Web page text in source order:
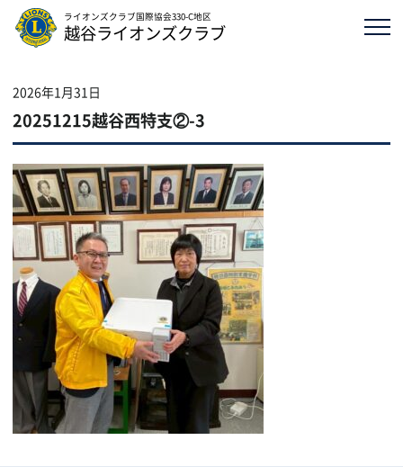
ライオンズクラブ国際協会330-C地区
越谷ライオンズクラブ
2026年1月31日
20251215越谷西特支②-3